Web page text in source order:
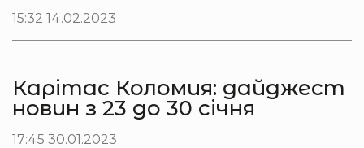
15:32 14.02.2023
Карітас Коломия: дайджест
новин з 23 до 30 січня
17:45 30.01.2023